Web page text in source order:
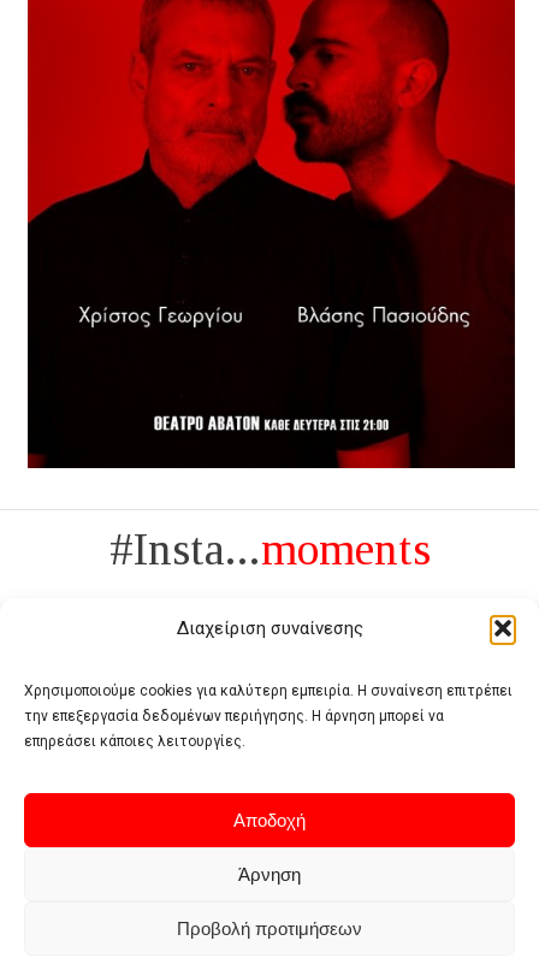
Διαχείριση συναίνεσης
Χρησιμοποιούμε cookies για καλύτερη εμπειρία. Η συναίνεση επιτρέπει
την επεξεργασία δεδομένων περιήγησης. Η άρνηση μπορεί να
επηρεάσει κάποιες λειτουργίες.
Αποδοχή
Άρνηση
Προβολή προτιμήσεων
#Insta...moments
Πολυτέλεια δεν είναι το αντίθετο της ανέχειας, είναι το αντίθετο της
Terms of use Privacy policy Cookie policy